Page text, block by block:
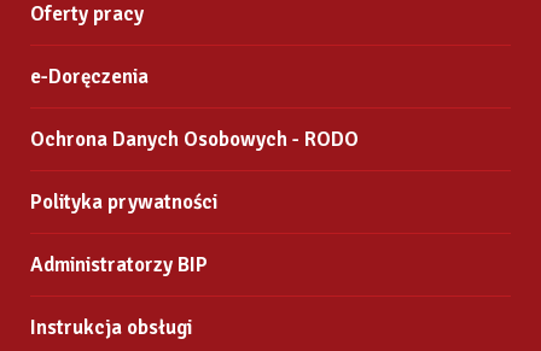
Oferty pracy
e-Doręczenia
Ochrona Danych Osobowych - RODO
Polityka prywatności
Administratorzy BIP
Instrukcja obsługi